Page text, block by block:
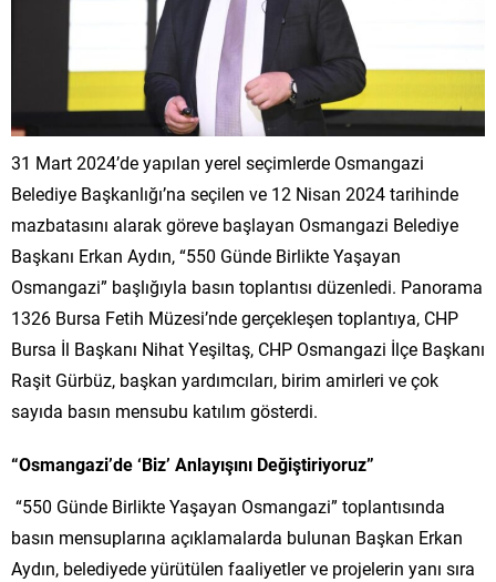
31 Mart 2024’de yapılan yerel seçimlerde Osmangazi
Belediye Başkanlığı’na seçilen ve 12 Nisan 2024 tarihinde
mazbatasını alarak göreve başlayan Osmangazi Belediye
Başkanı Erkan Aydın, “550 Günde Birlikte Yaşayan
Osmangazi” başlığıyla basın toplantısı düzenledi. Panorama
1326 Bursa Fetih Müzesi’nde gerçekleşen toplantıya, CHP
Bursa İl Başkanı Nihat Yeşiltaş, CHP Osmangazi İlçe Başkanı
Raşit Gürbüz, başkan yardımcıları, birim amirleri ve çok
sayıda basın mensubu katılım gösterdi.
“Osmangazi’de ‘Biz’ Anlayışını Değiştiriyoruz”
“550 Günde Birlikte Yaşayan Osmangazi” toplantısında
basın mensuplarına açıklamalarda bulunan Başkan Erkan
Aydın, belediyede yürütülen faaliyetler ve projelerin yanı sıra